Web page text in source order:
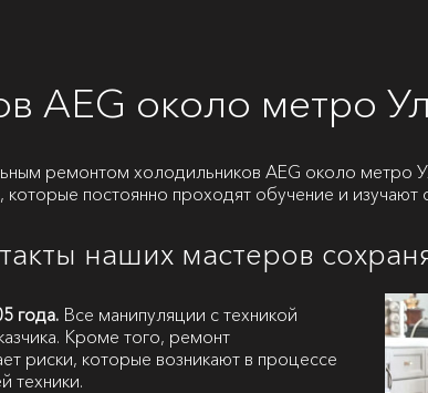
AEG около метро
ремонтом холодильников AEG около метро
которые постоянно проходят обучение и
наших мастеров
года. Все манипуляции с техникой
Кроме того, ремонт
риски, которые возникают в процессе
техники.